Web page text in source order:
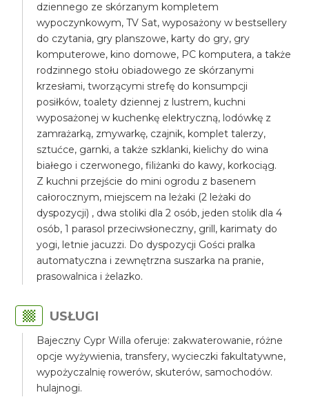
dziennego ze skórzanym kompletem
wypoczynkowym, TV Sat, wyposażony w bestsellery
do czytania, gry planszowe, karty do gry, gry
komputerowe, kino domowe, PC komputera, a także
rodzinnego stołu obiadowego ze skórzanymi
krzesłami, tworzącymi strefę do konsumpcji
posiłków, toalety dziennej z lustrem, kuchni
wyposażonej w kuchenkę elektryczną, lodówkę z
zamrażarką, zmywarkę, czajnik, komplet talerzy,
sztućce, garnki, a także szklanki, kielichy do wina
białego i czerwonego, filiżanki do kawy, korkociąg.
Z kuchni przejście do mini ogrodu z basenem
całorocznym, miejscem na leżaki (2 leżaki do
dyspozycji) , dwa stoliki dla 2 osób, jeden stolik dla 4
osób, 1 parasol przeciwsłoneczny, grill, karimaty do
yogi, letnie jacuzzi. Do dyspozycji Gości pralka
automatyczna i zewnętrzna suszarka na pranie,
prasowalnica i żelazko.
USŁUGI
Bajeczny Cypr Willa oferuje: zakwaterowanie, różne
opcje wyżywienia, transfery, wycieczki fakultatywne,
wypożyczalnię rowerów, skuterów, samochodów.
hulajnogi.